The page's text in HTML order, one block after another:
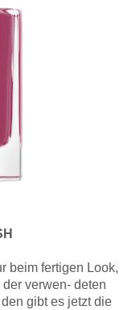
beim fertigen Look,
verwen- deten
gibt es jetzt die